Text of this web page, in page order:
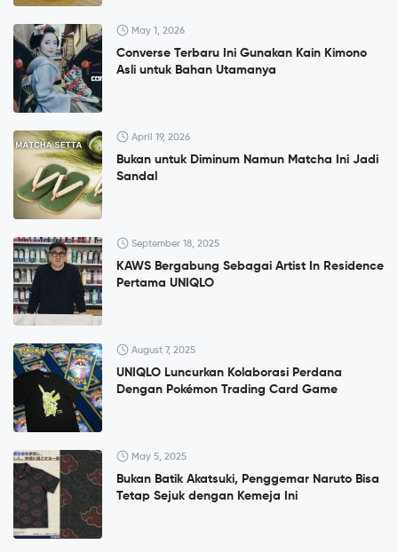
May 1, 2026
Converse Terbaru Ini Gunakan Kain Kimono
Asli untuk Bahan Utamanya
April 19, 2026
Bukan untuk Diminum Namun Matcha Ini Jadi
Sandal
September 18, 2025
KAWS Bergabung Sebagai Artist In Residence
Pertama UNIQLO
August 7, 2025
UNIQLO Luncurkan Kolaborasi Perdana
Dengan Pokémon Trading Card Game
May 5, 2025
Bukan Batik Akatsuki, Penggemar Naruto Bisa
Tetap Sejuk dengan Kemeja Ini